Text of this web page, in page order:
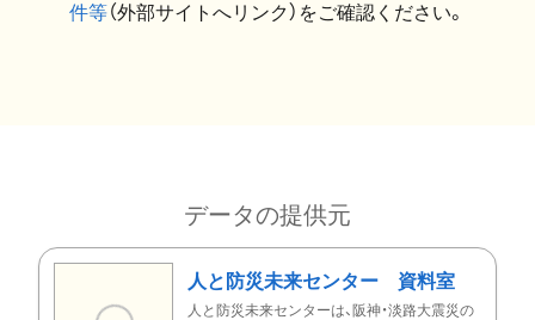
件等（外部サイトへリンク）をご確認ください。
データの提供元
人と防災未来センター 資料室
人と防災未来センターは、阪神・淡路大震災の